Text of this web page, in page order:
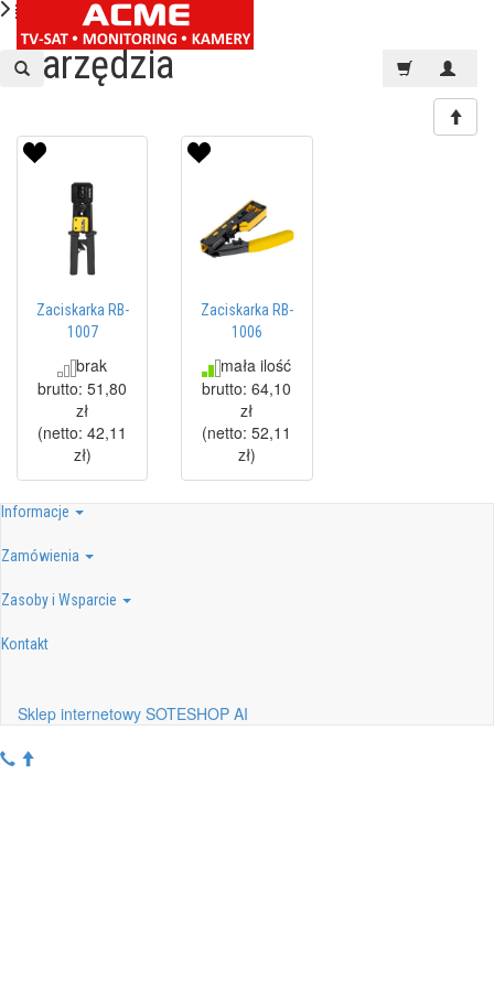
Narzędzia
Zaciskarka RB-
1007
brak
brutto:51,80
zł
(netto:42,11
zł)
Zaciskarka RB-
1006
mała ilość
brutto:64,10
zł
(netto:52,11
zł)
Informacje
Zamówienia
Zasoby i Wsparcie
Kontakt
Sklep internetowy SOTESHOP AI